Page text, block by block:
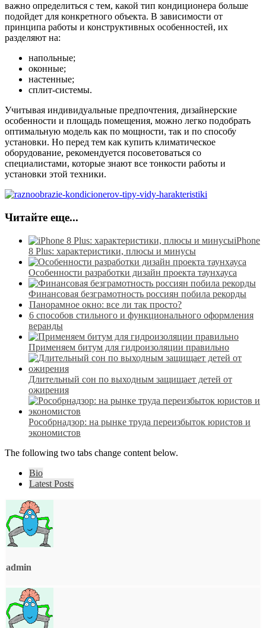
важно определиться с тем, какой тип кондиционера больше
подойдет для конкретного объекта. В зависимости от
принципа работы и конструктивных особенностей, их
разделяют на:
напольные;
оконные;
настенные;
сплит-системы.
Учитывая индивидуальные предпочтения, дизайнерские
особенности и площадь помещения, можно легко подобрать
оптимальную модель как по мощности, так и по способу
установки. Но перед тем как купить климатическое
оборудование, рекомендуется посоветоваться со
специалистами, которые знают все тонкости работы и
установки этой техники.
Читайте еще...
iPhone
8 Plus: характеристики, плюсы и минусы
Особенности разработки дизайн проекта таунхауса
Финансовая безграмотность россиян побила рекорды
Панорамное окно: все ли так просто?
6 способов стильного и функционального оформления
веранды
Применяем битум для гидроизоляции правильно
Длительный сон по выходным защищает детей от
ожирения
Рособрнадзор: на рынке труда переизбыток юристов и
экономистов
The following two tabs change content below.
Bio
Latest Posts
admin